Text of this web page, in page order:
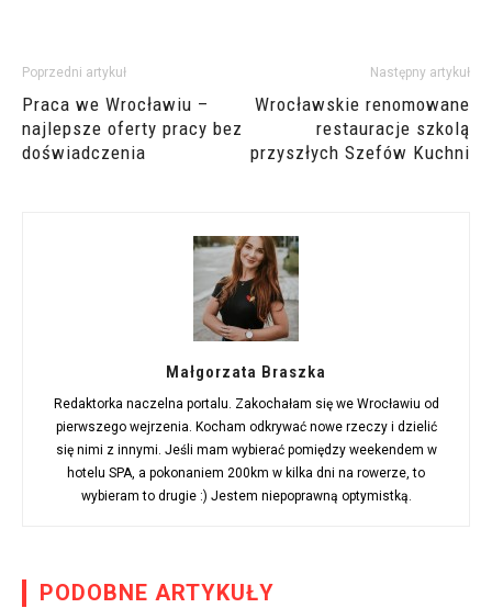
Poprzedni artykuł
Praca we Wrocławiu –
najlepsze oferty pracy bez
doświadczenia
Następny artykuł
Wrocławskie renomowane
restauracje szkolą
przyszłych Szefów Kuchni
Małgorzata Braszka
Redaktorka naczelna portalu. Zakochałam się we Wrocławiu od
pierwszego wejrzenia. Kocham odkrywać nowe rzeczy i dzielić
się nimi z innymi. Jeśli mam wybierać pomiędzy weekendem w
hotelu SPA, a pokonaniem 200km w kilka dni na rowerze, to
wybieram to drugie :) Jestem niepoprawną optymistką.
PODOBNE ARTYKUŁY